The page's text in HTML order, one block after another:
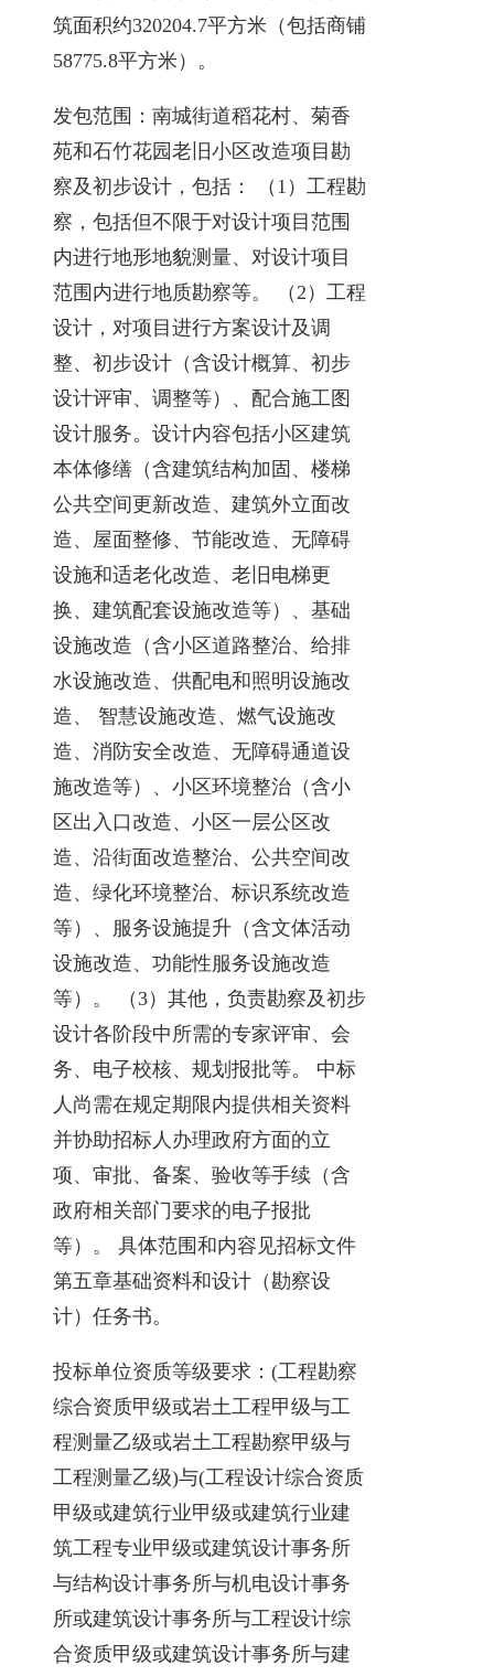
筑面积约320204.7平方米（包括商铺
58775.8平方米）。
发包范围：南城街道稻花村、菊香
苑和石竹花园老旧小区改造项目勘
察及初步设计，包括： （1）工程勘
察，包括但不限于对设计项目范围
内进行地形地貌测量、对设计项目
范围内进行地质勘察等。 （2）工程
设计，对项目进行方案设计及调
整、初步设计（含设计概算、初步
设计评审、调整等）、配合施工图
设计服务。设计内容包括小区建筑
本体修缮（含建筑结构加固、楼梯
公共空间更新改造、建筑外立面改
造、屋面整修、节能改造、无障碍
设施和适老化改造、老旧电梯更
换、建筑配套设施改造等）、基础
设施改造（含小区道路整治、给排
水设施改造、供配电和照明设施改
造、 智慧设施改造、燃气设施改
造、消防安全改造、无障碍通道设
施改造等）、小区环境整治（含小
区出入口改造、小区一层公区改
造、沿街面改造整治、公共空间改
造、绿化环境整治、标识系统改造
等）、服务设施提升（含文体活动
设施改造、功能性服务设施改造
等）。 （3）其他，负责勘察及初步
设计各阶段中所需的专家评审、会
务、电子校核、规划报批等。 中标
人尚需在规定期限内提供相关资料
并协助招标人办理政府方面的立
项、审批、备案、验收等手续（含
政府相关部门要求的电子报批
等）。 具体范围和内容见招标文件
第五章基础资料和设计（勘察设
计）任务书。
投标单位资质等级要求：(工程勘察
综合资质甲级或岩土工程甲级与工
程测量乙级或岩土工程勘察甲级与
工程测量乙级)与(工程设计综合资质
甲级或建筑行业甲级或建筑行业建
筑工程专业甲级或建筑设计事务所
与结构设计事务所与机电设计事务
所或建筑设计事务所与工程设计综
合资质甲级或建筑设计事务所与建